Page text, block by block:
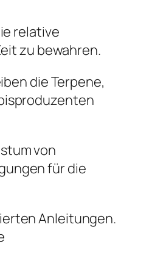
relative
zu bewahren.
die Terpene,
von
für die
Anleitungen.